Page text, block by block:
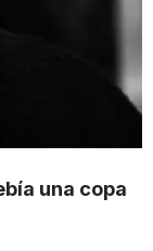
una copa